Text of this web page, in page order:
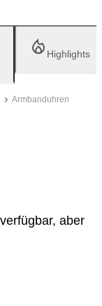
Highlights
Armbanduhren
aber